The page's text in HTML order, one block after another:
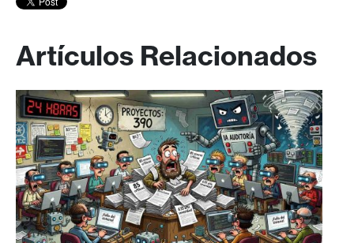
Artículos Relacionados